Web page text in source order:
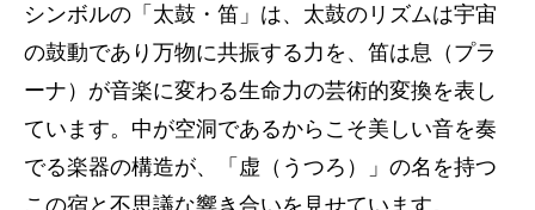
シンボルの「太鼓・笛」は、太鼓のリズムは宇宙
の鼓動であり万物に共振する力を、笛は息（プラ
ーナ）が音楽に変わる生命力の芸術的変換を表し
ています。中が空洞であるからこそ美しい音を奏
でる楽器の構造が、「虚（うつろ）」の名を持つ
この宿と不思議な響き合いを見せています。